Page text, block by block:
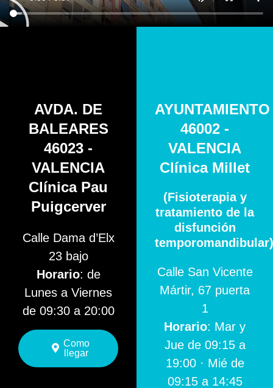
AVDA. DE
BALEARES
46023 -
VALENCIA
Clínica Pau
Puigcerver
Calle Dama d’Elx
23 bajo
Horario: de
Lunes a Viernes
de 09:30 a 20:00
Como
llegar
AYUNTAMIENTO
46002 -
VALENCIA
Clínica Millet
(Fisioterapia y
tratamiento de la
disfunción
temporomandibular)
Calle San Vicente
Mártir, 67 puerta
1
Horario: Mar y
Jue de 09:15 a
19:00 · Mié de
09:15 a 14:45